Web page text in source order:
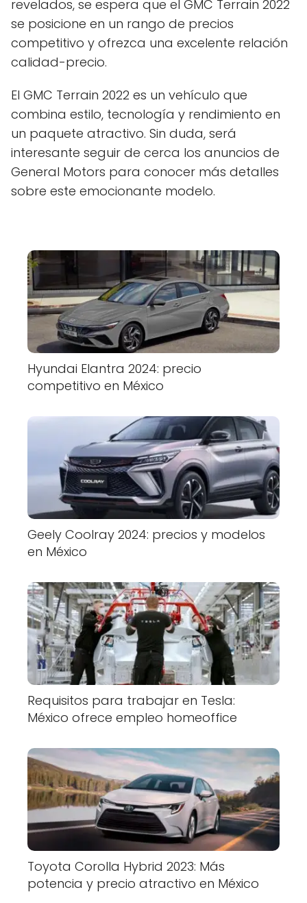
revelados, se espera que el GMC Terrain 2022
se posicione en un rango de precios
competitivo y ofrezca una excelente relación
calidad-precio.
El GMC Terrain 2022 es un vehículo que
combina estilo, tecnología y rendimiento en
un paquete atractivo. Sin duda, será
interesante seguir de cerca los anuncios de
General Motors para conocer más detalles
sobre este emocionante modelo.
Hyundai Elantra 2024: precio
competitivo en México
Geely Coolray 2024: precios y modelos
en México
Requisitos para trabajar en Tesla:
México ofrece empleo homeoffice
Toyota Corolla Hybrid 2023: Más
potencia y precio atractivo en México